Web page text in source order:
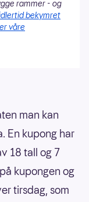
rammer - og
bekymret
våre
man kan
En kupong har
18 tall og 7
kupongen og
tirsdag, som